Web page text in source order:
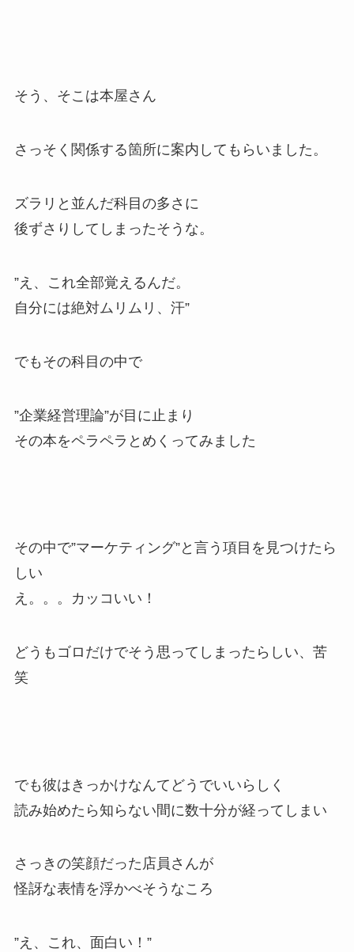
そう、そこは本屋さん
さっそく関係する箇所に案内してもらいました。
ズラリと並んだ科目の多さに
後ずさりしてしまったそうな。
”え、これ全部覚えるんだ。
自分には絶対ムリムリ、汗”
でもその科目の中で
”企業経営理論”が目に止まり
その本をペラペラとめくってみました
その中で”マーケティング”と言う項目を見つけたら
しい
え。。。カッコいい！
どうもゴロだけでそう思ってしまったらしい、苦
笑
でも彼はきっかけなんてどうでいいらしく
読み始めたら知らない間に数十分が経ってしまい
さっきの笑顔だった店員さんが
怪訝な表情を浮かべそうなころ
”え、これ、面白い！”